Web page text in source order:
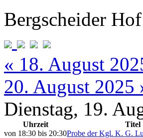
Bergscheider Hof
« 18. August
20. August 2025
Dienstag, 19.
Uhrzeit Titel
von 18:30 bis 20:30Probe der Kgl. K. G.